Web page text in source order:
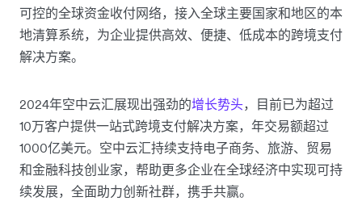
可控的全球资金收付网络，接入全球主要国家和地区的本
地清算系统，为企业提供高效、便捷、低成本的跨境支付
解决方案。
2024年空中云汇展现出强劲的增长势头，目前已为超过
10万客户提供一站式跨境支付解决方案，年交易额超过
1000亿美元。空中云汇持续支持电子商务、旅游、贸易
和金融科技创业家，帮助更多企业在全球经济中实现可持
续发展，全面助力创新社群，携手共赢。